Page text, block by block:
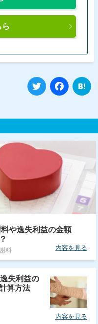
Twitter
や逸失利益の金額
料 内容を見る
失利益の
算方法
内容を見る